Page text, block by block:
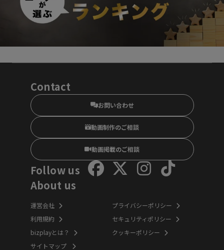
Contact
お問い合わせ
動画制作のご相談
動画掲載のご相談
Follow us
About us
運営会社
利用規約
bizplayとは？
サイトマップ
プライバシーポリシー
セキュリティポリシー
クッキーポリシー